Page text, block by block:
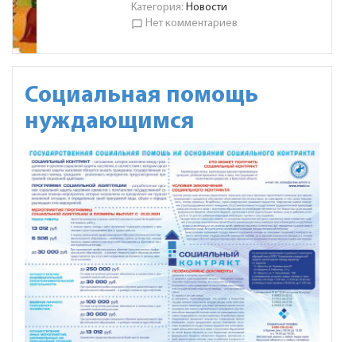
Категория: Новости
chat_bubble_outline Нет комментариев
Социальная помощь
нуждающимся